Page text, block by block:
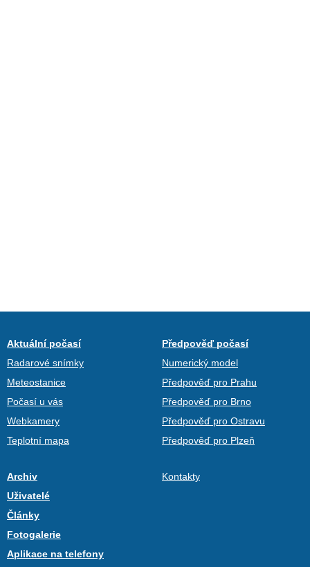
Aktuální počasí
Radarové snímky
Meteostanice
Počasí u vás
Webkamery
Teplotní mapa
Předpověď počasí
Numerický model
Předpověď pro Prahu
Předpověď pro Brno
Předpověď pro Ostravu
Předpověď pro Plzeň
Archiv
Uživatelé
Články
Fotogalerie
Aplikace na telefony
Kontakty